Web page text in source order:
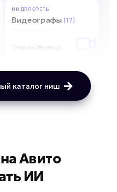
ИИ ДЛЯ СФЕРЫ
Видеографы (17)
Открыть страницу
каталог ниш
Авито
ИИ